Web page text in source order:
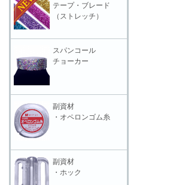
テープ・ブレード
（ストレッチ）
スパンコール
チョーカー
副資材
・オペロンゴム糸
副資材
・ホック